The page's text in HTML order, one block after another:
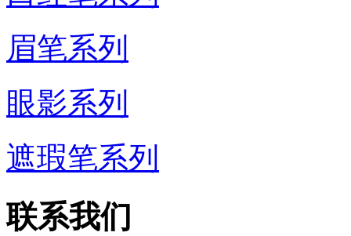
眉笔系列
眼影系列
遮瑕笔系列
联系我们